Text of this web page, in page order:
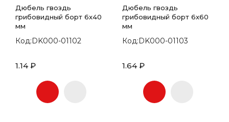
Дюбель гвоздь
грибовидный борт 6х40
мм
Код:DK000-01102
1.14 ₽
Дюбель гвоздь
грибовидный борт 6х60
мм
Код:DK000-01103
1.64 ₽